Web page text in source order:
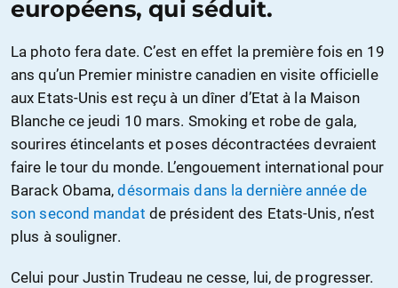
européens, qui séduit.
La photo fera date. C’est en effet la première fois en 19
ans qu’un Premier ministre canadien en visite officielle
aux Etats-Unis est reçu à un dîner d’Etat à la Maison
Blanche ce jeudi 10 mars. Smoking et robe de gala,
sourires étincelants et poses décontractées devraient
faire le tour du monde. L’engouement international pour
Barack Obama,désormais dans la dernière année de
son second mandat de président des Etats-Unis, n’est
plus à souligner.
Celui pour Justin Trudeau ne cesse, lui, de progresser.